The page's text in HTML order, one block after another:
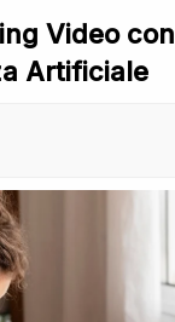
Video con
Artificiale